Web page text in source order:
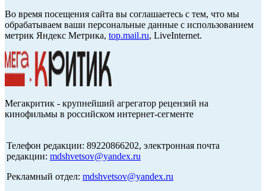
Во время посещения сайта вы соглашаетесь с тем, что мы
обрабатываем ваши персональные данные с использованием
метрик Яндекс Метрика, top.mail.ru, LiveInternet.
Мегакритик - крупнейший агрегатор рецензий на
кинофильмы в российском интернет-сегменте
Телефон редакции: 89220866202, электронная почта
редакции: mdshvetsov@yandex.ru
Рекламный отдел: mdshvetsov@yandex.ru